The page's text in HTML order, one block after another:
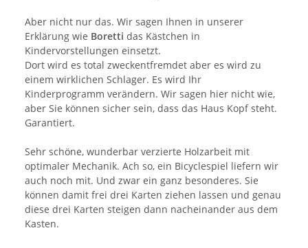
Aber nicht nur das. Wir sagen Ihnen in unserer
Erklärung wie Boretti das Kästchen in
Kindervorstellungen einsetzt.
Dort wird es total zweckentfremdet aber es wird zu
einem wirklichen Schlager. Es wird Ihr
Kinderprogramm verändern. Wir sagen hier nicht wie,
aber Sie können sicher sein, dass das Haus Kopf steht.
Garantiert.
Sehr schöne, wunderbar verzierte Holzarbeit mit
optimaler Mechanik. Ach so, ein Bicyclespiel liefern wir
auch noch mit. Und zwar ein ganz besonderes. Sie
können damit frei drei Karten ziehen lassen und genau
diese drei Karten steigen dann nacheinander aus dem
Kasten.